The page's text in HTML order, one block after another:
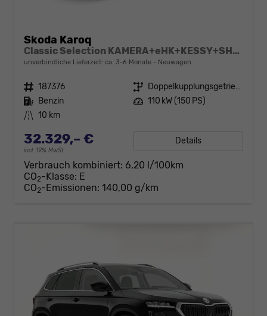
Skoda Karoq
Classic Selection KAMERA+eHK+KESSY+SHZ+SMARTLINK+LED+16" ALU
unverbindliche Lieferzeit: ca. 3-6 Monate Neuwagen
Fahrzeugnr. 187376 Getriebe
Doppelkupplungsgetriebe (DSG)
Kraftstoff Benzin Leistung 110 kW (150 PS)
Kilometerstand 10 km
32.329,– €
incl. 19% MwSt.
Details
Verbrauch kombiniert: 6,20 l/100km
CO2-Klasse: E
CO2-Emissionen: 140,00 g/km